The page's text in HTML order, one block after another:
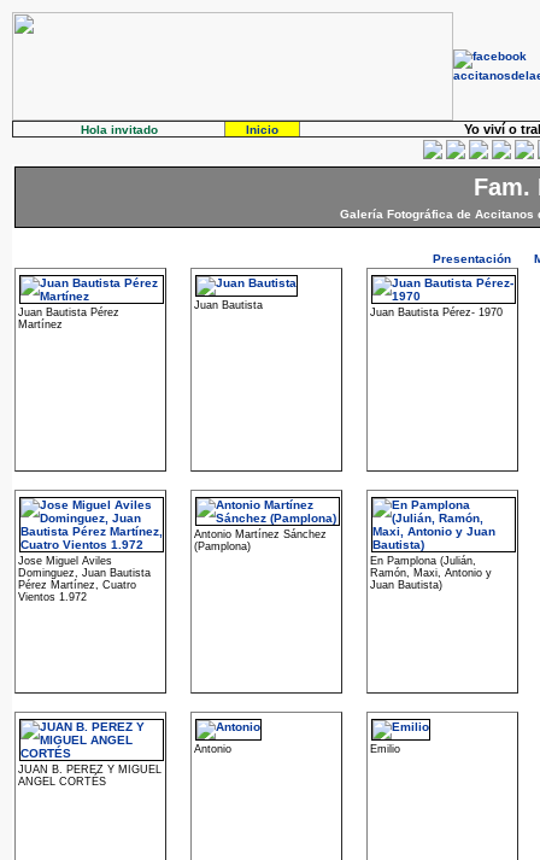
Hola invitado Inicio Yo viví o
Fam.
Galería Fotográfica de Accitanos
Presentación
Juan Bautista Pérez
Martínez
Juan Bautista
Juan Bautista Pérez- 1970
Jose Miguel Aviles
Dominguez, Juan Bautista
Pérez Martínez, Cuatro
Vientos 1.972
Antonio Martínez Sánchez
(Pamplona)
En Pamplona (Julián,
Ramón, Maxi, Antonio y
Juan Bautista)
JUAN B. PEREZ Y MIGUEL
ANGEL CORTÉS
Antonio Emilio